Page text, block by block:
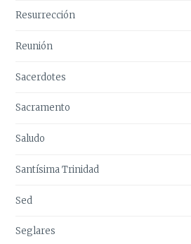
Resurrección
Reunión
Sacerdotes
Sacramento
Saludo
Santísima Trinidad
Sed
Seglares